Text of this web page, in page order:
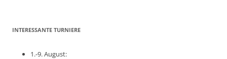
INTERESSANTE TURNIERE
1.-9. August: